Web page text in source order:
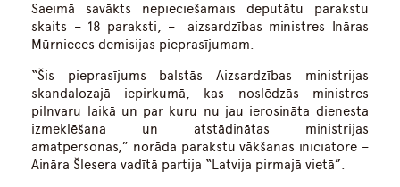
Saeimā savākts nepieciešamais deputātu parakstu
skaits – 18 paraksti, – aizsardzības ministres Ināras
Mūrnieces demisijas pieprasījumam.
“Šis pieprasījums balstās Aizsardzības ministrijas
skandalozajā iepirkumā, kas noslēdzās ministres
pilnvaru laikā un par kuru nu jau ierosināta dienesta
izmeklēšana un atstādinātas ministrijas
amatpersonas,” norāda parakstu vākšanas iniciatore –
Aināra Šlesera vadītā partija “Latvija pirmajā vietā”.